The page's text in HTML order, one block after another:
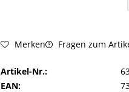
Merken Fragen zum
Artikel-Nr.:
EAN: